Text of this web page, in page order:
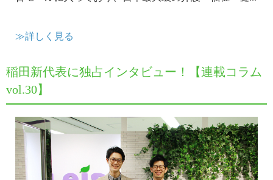
≫詳しく見る
稲田新代表に独占インタビュー！【連載コラム
vol.30】